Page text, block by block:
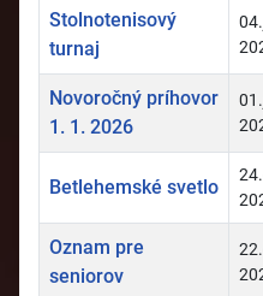
Stolnotenisový
turnaj
Novoročný príhovor
1. 1. 2026
Betlehemské svetlo
Oznam pre
seniorov